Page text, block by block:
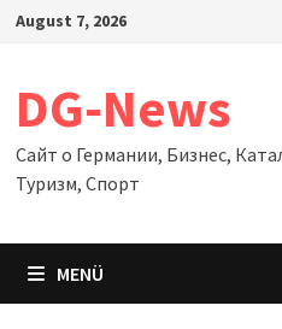
Zum
August 7, 2026
DG-News
Сайт о Германии, Бизнес,
Туризм, Спорт
MENÜ